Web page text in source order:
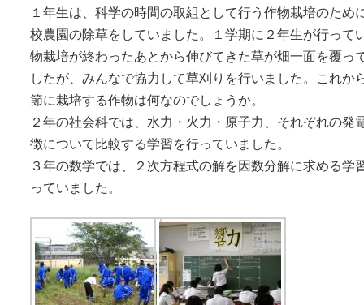
１年生は、科学の時間の取組として行う作物栽培のため
校農園の除草をしていました。１学期に２年生が行って
物栽培が終わったあとから伸びてきた草が畑一面を覆っ
したが、みんなで協力して草刈りを行いました。これか
節に栽培する作物は何なのでしょうか。
２年の社会科では、水力・火力・原子力、それぞれの発
徴について比較する学習を行っていました。
３年の数学では、２次方程式の解を因数分解に求める学
っていました。